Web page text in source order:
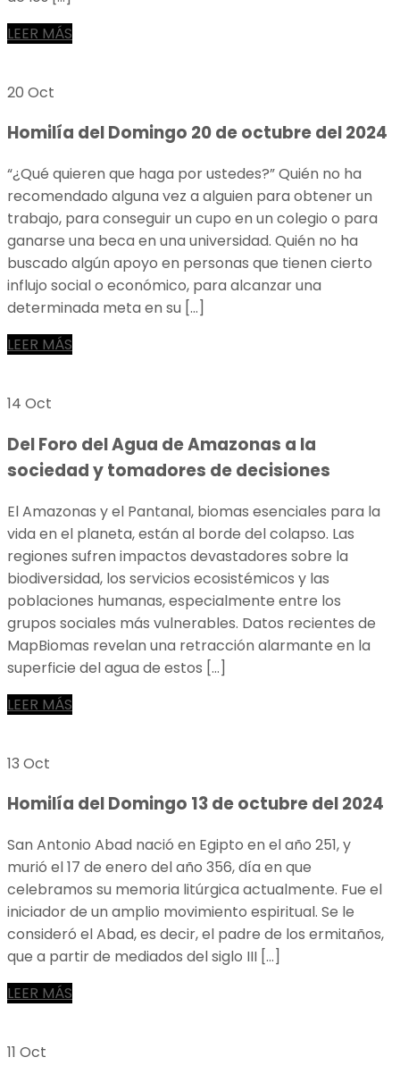
LEER MÁS
20 Oct
Homilía del Domingo 20 de octubre del 2024
“¿Qué quieren que haga por ustedes?” Quién no ha
recomendado alguna vez a alguien para obtener un
trabajo, para conseguir un cupo en un colegio o para
ganarse una beca en una universidad. Quién no ha
buscado algún apoyo en personas que tienen cierto
influjo social o económico, para alcanzar una
determinada meta en su […]
LEER MÁS
14 Oct
Del Foro del Agua de Amazonas a la
sociedad y tomadores de decisiones
El Amazonas y el Pantanal, biomas esenciales para la
vida en el planeta, están al borde del colapso. Las
regiones sufren impactos devastadores sobre la
biodiversidad, los servicios ecosistémicos y las
poblaciones humanas, especialmente entre los
grupos sociales más vulnerables. Datos recientes de
MapBiomas revelan una retracción alarmante en la
superficie del agua de estos […]
LEER MÁS
13 Oct
Homilía del Domingo 13 de octubre del 2024
San Antonio Abad nació en Egipto en el año 251, y
murió el 17 de enero del año 356, día en que
celebramos su memoria litúrgica actualmente. Fue el
iniciador de un amplio movimiento espiritual. Se le
consideró el Abad, es decir, el padre de los ermitaños,
que a partir de mediados del siglo III […]
LEER MÁS
11 Oct